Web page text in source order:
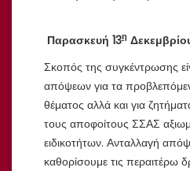
Παρασκευή 13η
Σκοπός της συγκέντρωσης
απόψεων για τα
θέματος αλλά και για
τους αποφοίτους ΣΣΑΣ
ειδικοτήτων. Ανταλλαγή
καθορίσουμε τις περαιτέρω